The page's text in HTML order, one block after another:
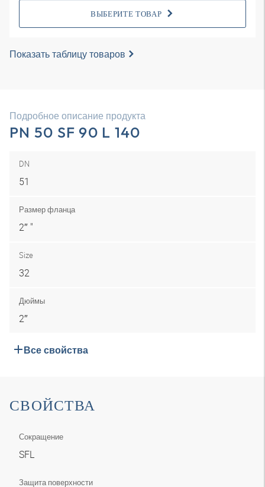
ВЫБЕРИТЕ ТОВАР
Показать таблицу товаров
Подробное описание продукта
PN 50 SF 90 L 140
DN
51
Размер фланца
2″ "
Size
32
Дюймы
2″
Все свойства
СВОЙСТВА
Сокращение
SFL
Защита поверхности